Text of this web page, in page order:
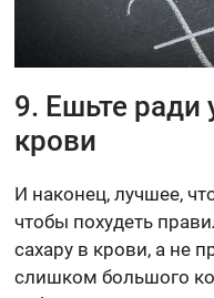
9. Ешьте ради
крови
И наконец, лучшее,
чтобы похудеть
сахару в крови, а не
слишком большого